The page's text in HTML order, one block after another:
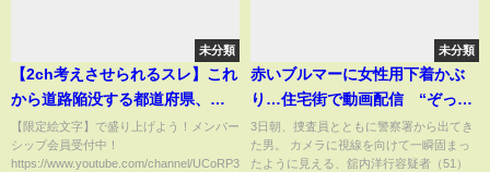
未分類
【2ch考えさせられるスレ】これ
から道路陥没する都道府県、発
表していく【ゆっくり解説】
【限定絵文字】で盛り上げよう！メンバー
シップ会員受付中！
https://www.youtube.com/channel/UCoRP3zFp...
未分類
赤いブルマーに女性用下着かぶ
り…住宅街で動画配信 “ぞっく
ん”こと舘内洋行容疑者（51）逮
捕
3日朝、捜査員とともに警察署から出てき
た男。 カメラに視線を向けて一瞬固まっ
たように見える、舘内洋行容疑者（51）